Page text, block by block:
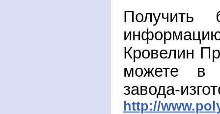
Получить
Кровелин
можете в
завода-
http://